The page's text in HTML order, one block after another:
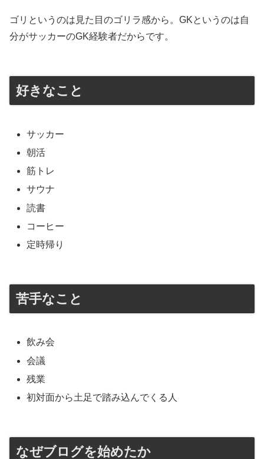
ゴリというのは見た目のゴリラ感から。GKというのは自
分がサッカーのGK経験者だからです。
好きなこと
サッカー
朝活
筋トレ
サウナ
読書
コーヒー
定時帰り
苦手なこと
飲み会
会議
残業
初対面から土足で踏み込んでくる人
なぜブログを始めたか